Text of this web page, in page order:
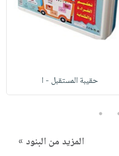
حقيبة المستقبل - ا
5
المزيد من البنود »